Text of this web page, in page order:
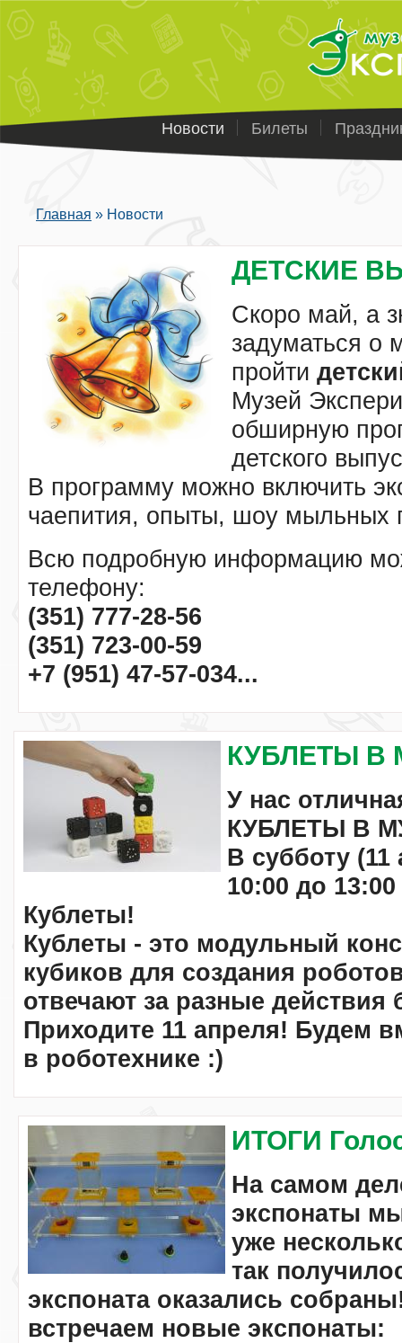
Новости Билеты
Главная » Новости
ДЕТСКИЕ
Скоро май, а
задуматься о
пройти
Музей
обширную
детского
В программу можно включить
чаепития, опыты, шоу мыльных
Всю подробную информацию
телефону:
(351) 777-28-56
(351) 723-00-59
+7 (951) 47-57-034...
КУБЛЕТЫ В
У нас
КУБЛЕТЫ В
В субботу (11
10:00 до 13:00
Кублеты!
Кублеты - это модульный
кубиков для создания
отвечают за разные действия
Приходите 11 апреля! Будем
в роботехнике :)
ИТОГИ
На самом
экспонаты
уже
так
экспоната оказались
встречаем новые экспонаты: